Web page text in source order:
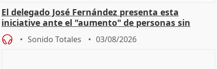
El delegado José Fernández presenta esta
iniciative ante el "aumento" de personas sin
hogar en Madri
Sonido Totales 03/08/2026